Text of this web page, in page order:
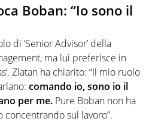
Boban: “Io sono il
di ‘Senior Advisor’ della
ma lui preferisce in
Zlatan ha chiarito: “Il mio ruolo
comando io, sono io il
per me. Pure Boban non ha
sul lavoro”.